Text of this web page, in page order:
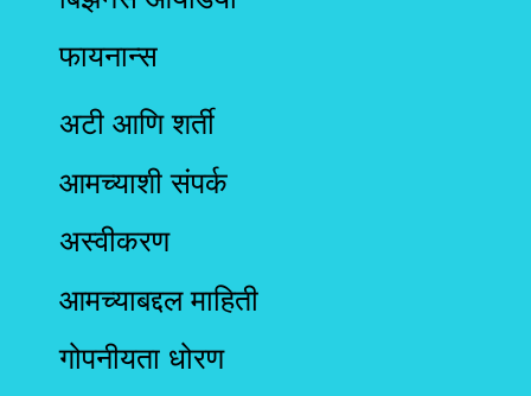
फायनान्स
अटी आणि शर्ती
आमच्याशी संपर्क
अस्वीकरण
आमच्याबद्दल माहिती
गोपनीयता धोरण